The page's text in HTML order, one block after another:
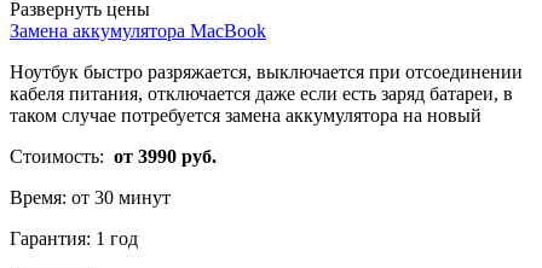
Развернуть цены
Замена аккумулятора MacBook
Ноутбук быстро разряжается, выключается при отсоединении
кабеля питания, отключается даже если есть заряд батареи, в
таком случае потребуется замена аккумулятора на новый
Стоимость: от 3990 руб.
Время: от 30 минут
Гарантия: 1 год